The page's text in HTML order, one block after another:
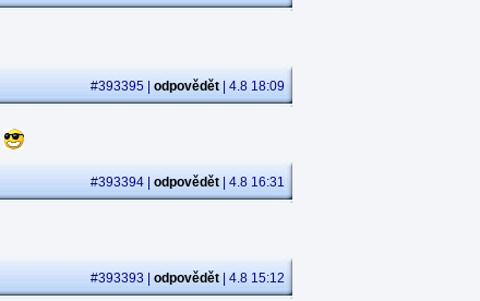
#393395 | odpovědět | 4.8 18:09
#393394 | odpovědět | 4.8 16:31
#393393 | odpovědět | 4.8 15:12